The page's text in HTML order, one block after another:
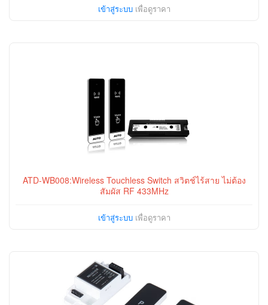
เข้าสู่ระบบเพื่อดูราคา
ATD-WB008:Wireless Touchless Switch สวิตช์ไร้สาย ไม่ต้อง
สัมผัส RF 433MHz
เข้าสู่ระบบเพื่อดูราคา